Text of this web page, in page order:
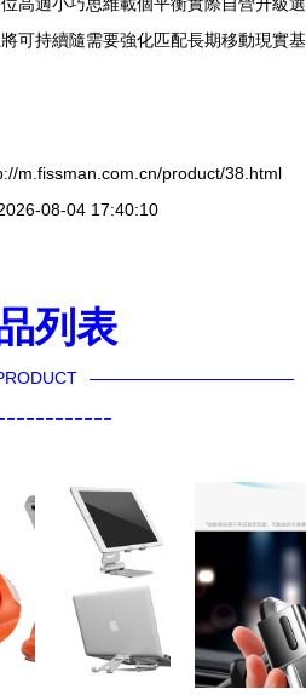
上將可持續隨需要強化匹配長期移動現實基
m.fissman.com.cn/product/38.html
08-04 17:40:10
列表